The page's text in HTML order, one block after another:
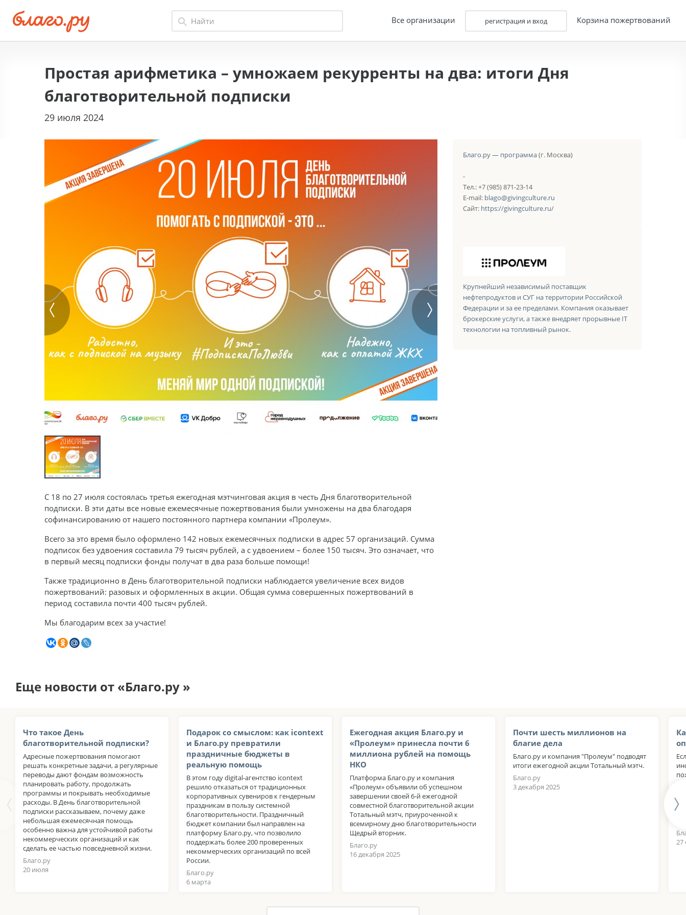
Все организации регистрация и вход Корзина пожертвований
Простая арифметика – умножаем рекурренты на два: итоги Дня
благотворительной подписки
29 июля 2024
С 18 по 27 июля состоялась третья ежегодная мэтчинговая акция в честь Дня благотворительной
подписки. В эти даты все новые ежемесячные пожертвования были умножены на два благодаря
софинансированию от нашего постоянного партнера компании «Пролеум».
Всего за это время было оформлено 142 новых ежемесячных подписки в адрес 57 организаций. Сумма
подписок без удвоения составила 79 тысяч рублей, а с удвоением – более 150 тысяч. Это означает, что
в первый месяц подписки фонды получат в два раза больше помощи!
Также традиционно в День благотворительной подписки наблюдается увеличение всех видов
пожертвований: разовых и оформленных в акции. Общая сумма совершенных пожертвований в
период составила почти 400 тысяч рублей.
Мы благодарим всех за участие!
Благо.ру — программа(г. Москва)
-
Тел.: +7 (985) 871-23-14
E-mail: blago@givingculture.ru
Сайт: https://givingculture.ru/
Крупнейший независимый поставщик
нефтепродуктов и СУГ на территории Российской
Федерации и за ее пределами. Компания оказывает
брокерские услуги, а также внедряет прорывные IT
технологии на топливный рынок.
Еще новости от «Благо.ру »
Что такое День
благотворительной подписки?
Адресные пожертвования помогают
решать конкретные задачи, а регулярные
переводы дают фондам возможность
планировать работу, продолжать
программы и покрывать необходимые
расходы. В День благотворительной
подписки рассказываем, почему даже
небольшая ежемесячная помощь
особенно важна для устойчивой работы
некоммерческих организаций и как
сделать ее частью повседневной жизни.
Благо.ру
20 июля
Подарок со смыслом: как icontext
и Благо.ру превратили
праздничные бюджеты в
реальную помощь
В этом году digital-агентство icontext
решило отказаться от традиционных
корпоративных сувениров к гендерным
праздникам в пользу системной
благотворительности. Праздничный
бюджет компании был направлен на
платформу Благо.ру, что позволило
поддержать более 200 проверенных
некоммерческих организаций по всей
России.
Благо.ру
6 марта
Ежегодная акция Благо.ру и
«Пролеум» принесла почти 6
миллиона рублей на помощь
НКО
Платформа Благо.ру и компания
«Пролеум» объявили об успешном
завершении своей 6-й ежегодной
совместной благотворительной акции
Тотальный мэтч, приуроченной к
всемирному дню благотворительности
Щедрый вторник.
Благо.ру
16 декабря 2025
Почти шесть миллионов на
благие дела
Благо.ру и компания "Пролеум" подводят
итоги ежегодной акции Тотальный мэтч.
Благо.ру
3 декабря 2025
27